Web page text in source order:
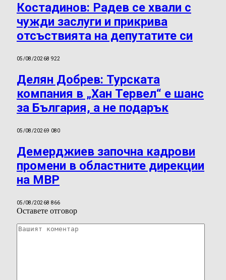
Костадинов: Радев се хвали с
чужди заслуги и прикрива
отсъствията на депутатите си
05/08/20268 922
Делян Добрев: Турската
компания в „Хан Тервел“ е шанс
за България, а не подарък
05/08/20269 080
Демерджиев започна кадрови
промени в областните дирекции
на МВР
05/08/20268 866
Оставете отговор